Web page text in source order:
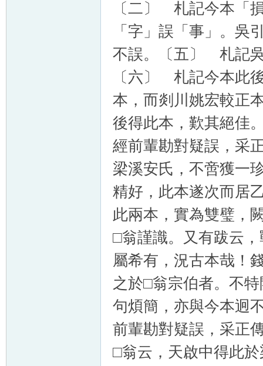
〔二〕 札記今本「
「字」誤「事」。
不誤。〔五〕 札記
〔六〕 札記今本此
本，而剡川姚宏較正
後得此本，歎其絕佳
經前輩勘對疑誤，采
梁溪安氏，不啻獲一
精好，此本遂次而居
此兩本，實為雙璧，
□翁謹識。又有跋云
屬希有，況古本哉！
之於□翁宗伯者。不
句煩簡，亦與今本迥
前輩勘對疑誤，采正
□翁云，天啟中得此